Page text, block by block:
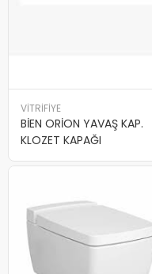
VİTRİFİYE
BİEN ORİON YAVAŞ KAP.
KLOZET KAPAĞI